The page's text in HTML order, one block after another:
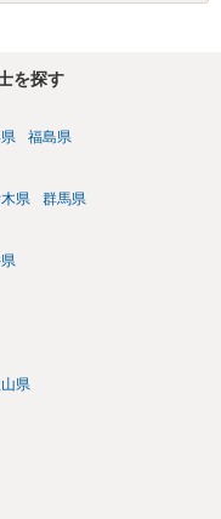
を探す
福島県
県 群馬県
県